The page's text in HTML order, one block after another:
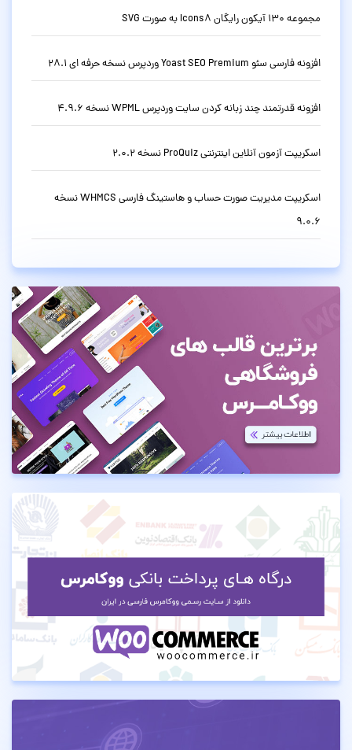
مجموعه 130 آیکون رایگان Icons8 به صورت SVG
افزونه فارسی سئو Yoast SEO Premium وردپرس نسخه حرفه ای 28.1
افزونه قدرتمند چند زبانه کردن سایت وردپرس WPML نسخه 4.9.6
اسکریپت آزمون آنلاین اینترنتی ProQuiz نسخه 2.0.2
اسکریپت مدیریت صورت حساب و هاستینگ فارسی WHMCS نسخه
9.0.6